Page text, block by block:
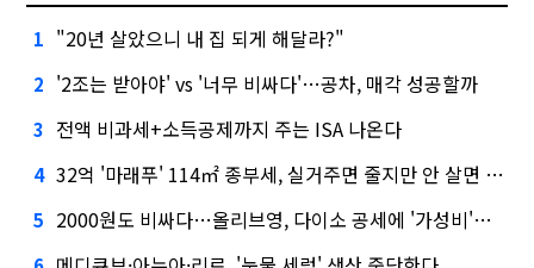
1 "20년 살았으니 내 집 되게 해달라?"
2 '2조는 받아야' vs '너무 비싸다'…공차, 매각 성공할까
3 전액 비과세+소득공제까지 주는 ISA 나온다
4 32억 '마래푸' 114㎡ 종부세, 실거주면 줄지만 안 살면 2.5배
5 2000원도 비싸다…올리브영, 다이소 공세에 '가성비'로 맞불